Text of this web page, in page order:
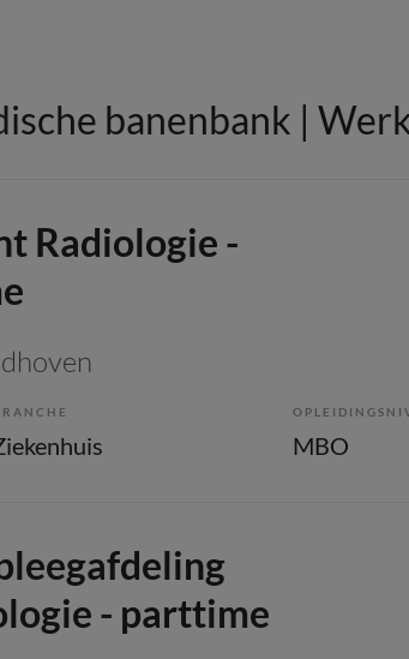
banenbank |
Radiologie -
MBO
- parttime